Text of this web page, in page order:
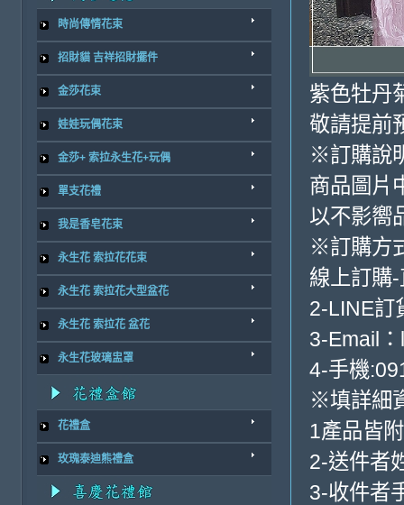
時尚傳情花束
招財貓 吉祥招財擺件
金莎花束
娃娃玩偶花束
金莎+ 索拉永生花+玩偶
單支花禮
我是香皂花束
永生花 索拉花花束
永生花 索拉花大型盆花
永生花 索拉花 盆花
永生花玻璃盅罩
花禮盒
玫瑰泰迪熊禮盒
紫色牡丹
敬請提前
※訂購說
商品圖片
以不影嚮
※訂購方
線上訂購
2-LINE訂
3-Email
4-手機
※填詳細
1產品皆
2-送件者
3-收件者